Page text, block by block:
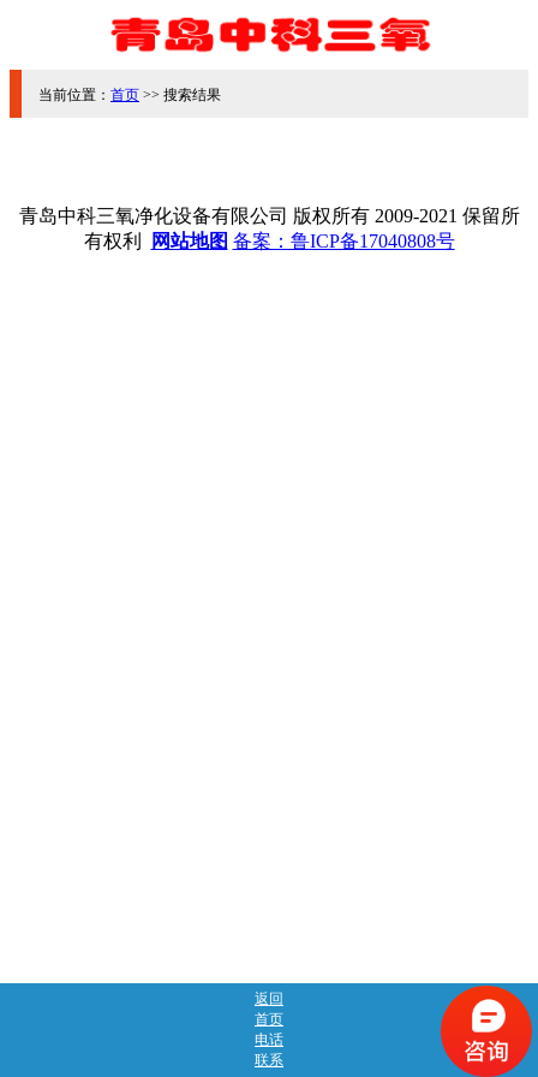
当前位置： 首页 >> 搜索结果
青岛中科三氧净化设备有限公司 版权所有 2009-2021 保留所
有权利
网站地图 备案：鲁ICP备17040808号
返回
首页
电话
联系